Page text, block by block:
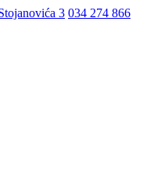
3 034 274 866